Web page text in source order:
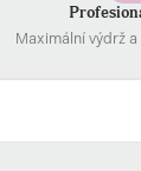
Maximální výdrž